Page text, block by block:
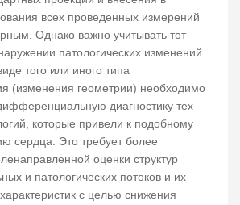
всех проведенных измерений
Однако важно учитывать тот
патологических изменений
того или иного типа
(изменения геометрии) необходимо
диагностику тех
которые привели к подобному
сердца. Это требует более
оценки структур
и патологических потоков и их
с целью снижения